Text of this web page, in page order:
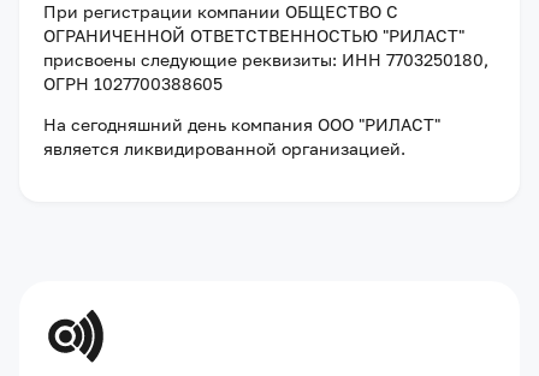
При регистрации компании ОБЩЕСТВО С
ОГРАНИЧЕННОЙ ОТВЕТСТВЕННОСТЬЮ "РИЛАСТ"
присвоены следующие реквизиты: ИНН 7703250180,
ОГРН 1027700388605
На сегодняшний день компания ООО "РИЛАСТ"
является ликвидированной организацией.